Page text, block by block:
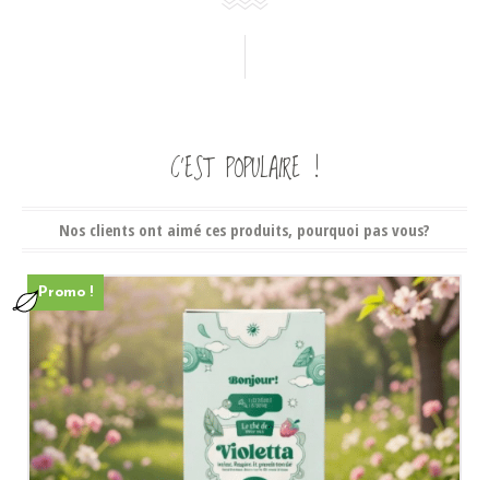
C’EST POPULAIRE !
Nos clients ont aimé ces produits, pourquoi pas vous?
Promo !